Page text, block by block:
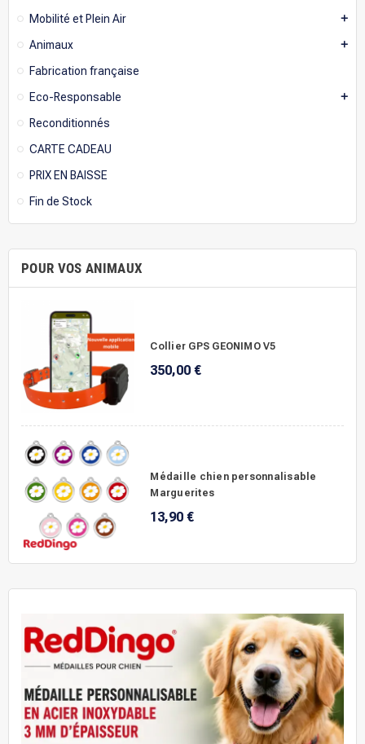
Mobilité et Plein Air add
Animaux add
Fabrication française
Eco-Responsable
add
Reconditionnés
CARTE CADEAU
PRIX EN BAISSE
Fin de Stock
POUR VOS ANIMAUX
Collier GPS GEONIMO V5
350,00 €
Médaille chien personnalisable
Marguerites
13,90 €